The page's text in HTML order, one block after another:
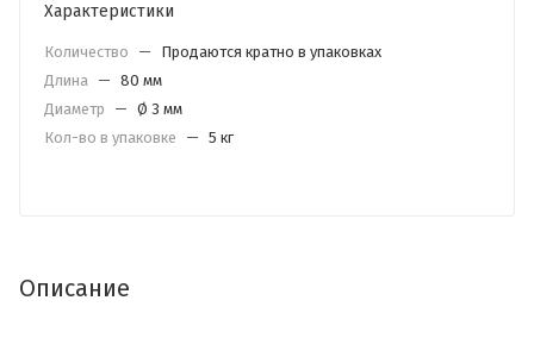
Характеристики
Количество —
Продаются кратно в упаковках
Длина — 80 мм
Диаметр
— Ø 3 мм
Кол-во в упаковке
— 5 кг
Описание